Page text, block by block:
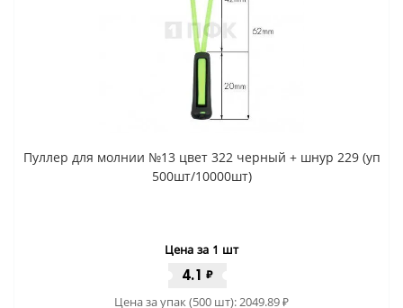
Пуллер для молнии №13 цвет 322 черный + шнур 229 (уп
500шт/10000шт)
Цена за 1 шт
4.1 ₽
Цена за упак (500 шт):2049.89₽